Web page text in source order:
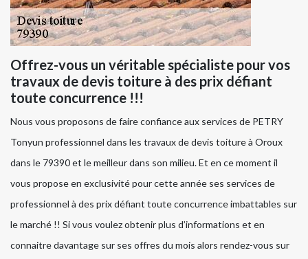
Offrez-vous un véritable spécialiste pour vos
travaux de devis toiture à des prix défiant
toute concurrence !!!
Nous vous proposons de faire confiance aux services de PETRY
Tonyun professionnel dans les travaux de devis toiture à Oroux
dans le 79390 et le meilleur dans son milieu. Et en ce moment il
vous propose en exclusivité pour cette année ses services de
professionnel à des prix défiant toute concurrence imbattables sur
le marché !! Si vous voulez obtenir plus d’informations et en
connaitre davantage sur ses offres du mois alors rendez-vous sur